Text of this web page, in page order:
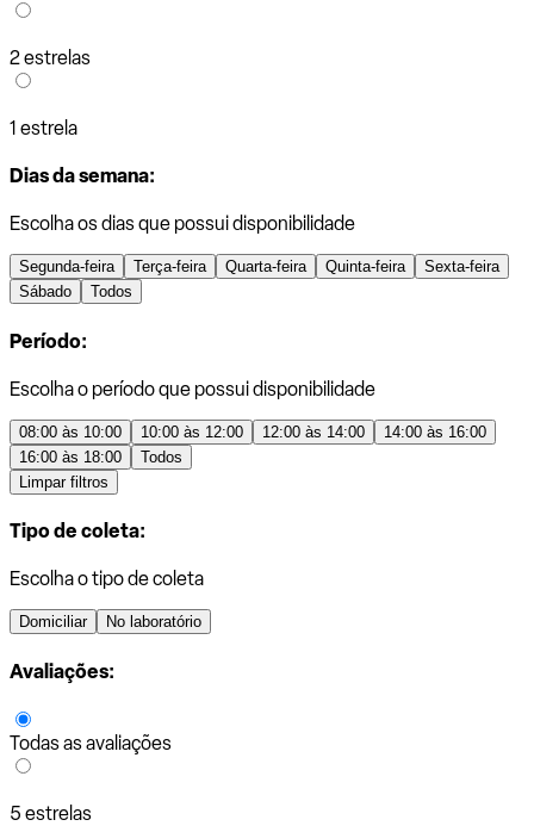
2 estrelas
1 estrela
Dias da semana:
Escolha os dias que possui disponibilidade
Segunda-feira Terça-feira Quarta-feira Quinta-feira
Sexta-feira
Sábado
Todos
Período:
Escolha o período que possui disponibilidade
08:00 às 10:00 10:00 às 12:00 12:00 às 14:00
14:00 às 16:00
16:00 às 18:00
Todos
Limpar filtros
Tipo de coleta:
Escolha o tipo de coleta
Domiciliar No laboratório
Avaliações:
Todas as avaliações
5 estrelas